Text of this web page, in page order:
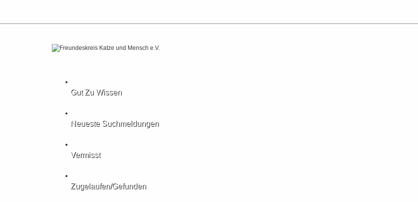
Gut Zu Wissen
Neueste Suchmeldungen
Vermisst
Zugelaufen/gefunden